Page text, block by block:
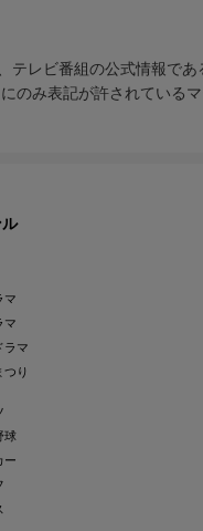
テレビ番組の公式情報であ
のみ表記が許されているマ
マ
マ
ラマ
り
球
ー